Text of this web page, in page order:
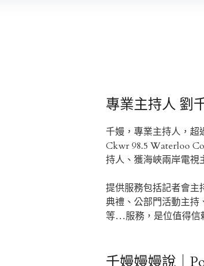
專業主持人 劉
千嫚，專業主持人，超
Ckwr 98.5 Waterloo
持人、獲海峽兩岸電視
提供服務包括記者會主
典禮、公部門活動主持
等…服務，是位值得信